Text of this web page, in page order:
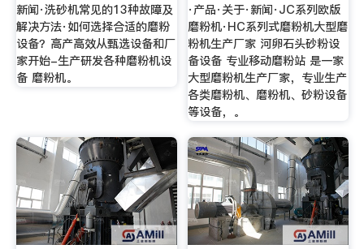
新闻·洗砂机常见的13种故障及
解决方法·如何选择合适的磨粉
设备？高产高效从甄选设备和厂
家开始-生产研发各种磨粉机设
备 磨粉机。
·产品·关于·新闻·JC系列欧版
磨粉机·HC系列式磨粉机大型磨
粉机生产厂家 河卵石头砂粉设
备设备 专业移动磨粉站 是一家
大型磨粉机生产厂家，专业生产
各类磨粉机、磨粉机、砂粉设备
等设备，。